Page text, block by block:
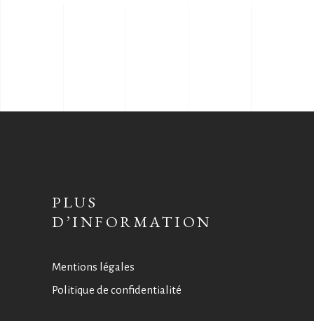
PLUS
D’INFORMATION
Mentions légales
Politique de confidentialité